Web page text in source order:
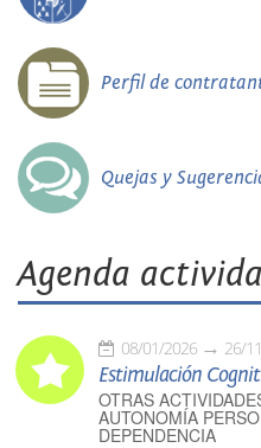
Perfil de
Quejas y
Agenda
08/01/2026 26/
Estimulación
OTRAS
AUTONOMÍA
DEPENDENCIA